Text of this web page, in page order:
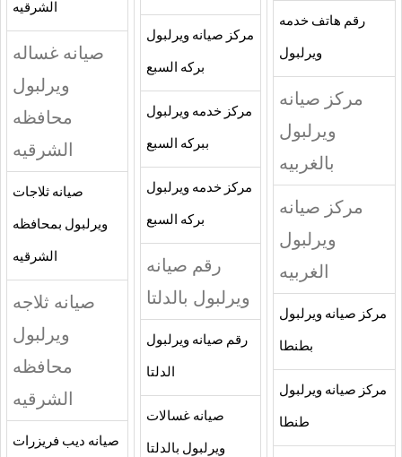
رقم هاتف خدمه
ويرلبول
مركز صيانه
ويرلبول
بالغربيه
مركز صيانه
ويرلبول
الغربيه
مركز صيانه ويرلبول
بطنطا
مركز صيانه ويرلبول
طنطا
مركز صيانه ويرلبول
بركه السبع
مركز خدمه ويرلبول
ببركه السبع
مركز خدمه ويرلبول
بركه السبع
رقم صيانه
ويرلبول بالدلتا
رقم صيانه ويرلبول
الدلتا
صيانه غسالات
ويرلبول بالدلتا
الشرقيه
صيانه غساله
ويرلبول
محافظه
الشرقيه
صيانه ثلاجات
ويرلبول بمحافظه
الشرقيه
صيانه ثلاجه
ويرلبول
محافظه
الشرقيه
صيانه ديب فريزرات